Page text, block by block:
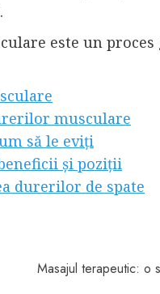
este un proces
musculare
să le eviți
și poziții
durerilor de spate
Masajul terapeutic: o